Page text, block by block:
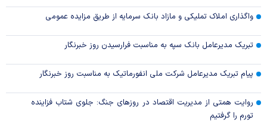
واگذاری املاک تملیکی و مازاد بانک سرمایه از طریق مزایده عمومی
تبریک مدیرعامل بانک سپه به مناسبت فرارسیدن روز خبرنگار
پیام تبریک مدیرعامل شرکت ملی انفورماتیک به مناسبت روز خبرنگار
روایت همتی از مدیریت اقتصاد در روزهای جنگ: جلوی شتاب فزاینده
تورم را گرفتیم